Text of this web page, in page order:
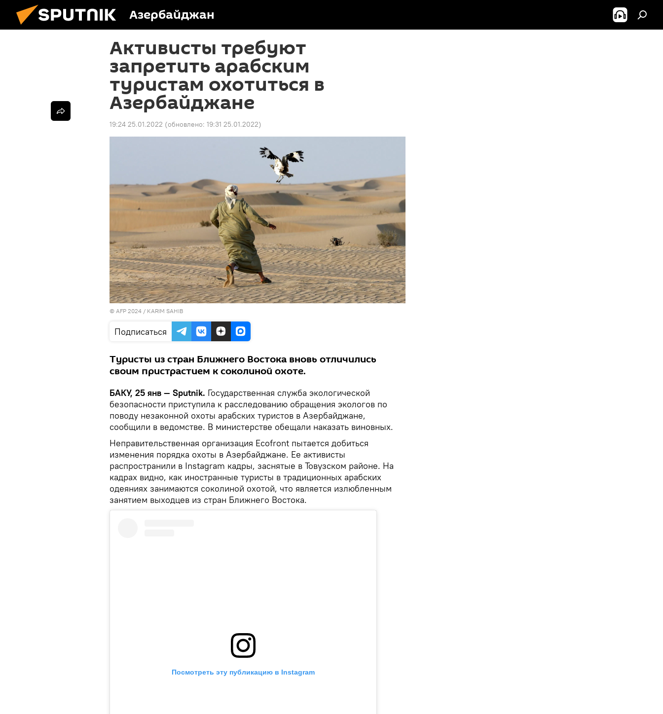
Азербайджан
Активисты требуют
запретить арабским
туристам охотиться в
Азербайджане
19:24 25.01.2022 (обновлено: 19:31 25.01.2022)
© AFP 2024 / KARIM SAHIB
Подписаться
Туристы из стран Ближнего Востока вновь отличились
своим пристрастием к соколиной охоте.
БАКУ, 25 янв — Sputnik. Государственная служба экологической
безопасности приступила к расследованию обращения экологов по
поводу незаконной охоты арабских туристов в Азербайджане,
сообщили в ведомстве. В министерстве обещали наказать виновных.
Неправительственная организация Ecofront пытается добиться
изменения порядка охоты в Азербайджане. Ее активисты
распространили в Instagram кадры, заснятые в Товузском районе. На
кадрах видно, как иностранные туристы в традиционных арабских
одеяниях занимаются соколиной охотой, что является излюбленным
занятием выходцев из стран Ближнего Востока.
Посмотреть эту публикацию в Instagram